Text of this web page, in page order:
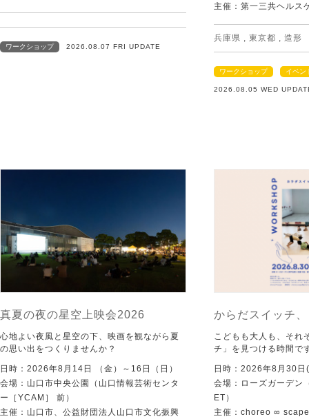
ワークショップ 2026.08.07 FRI UPDATE
主催：第一三共ヘルス
兵庫県 東京都 造形
ワークショップ イベン
2026.08.05 WED
真夏の夜の星空上映会2026
心地よい夜風と星空の下、映画を観ながら夏
の思い出をつくりませんか？
日時：2026年8月14日 （金）～16日（日）
会場：山口市中央公園（山口情報芸術センタ
ー［YCAM］ 前）
主催：山口市、公益財団法人山口市文化振興
からだスイッチ
こどもも大人も、それ
チ」を見つける時間で
日時：2026年8月30日
会場：ローズガーデン
ET）
主催：choreo ∞ scape